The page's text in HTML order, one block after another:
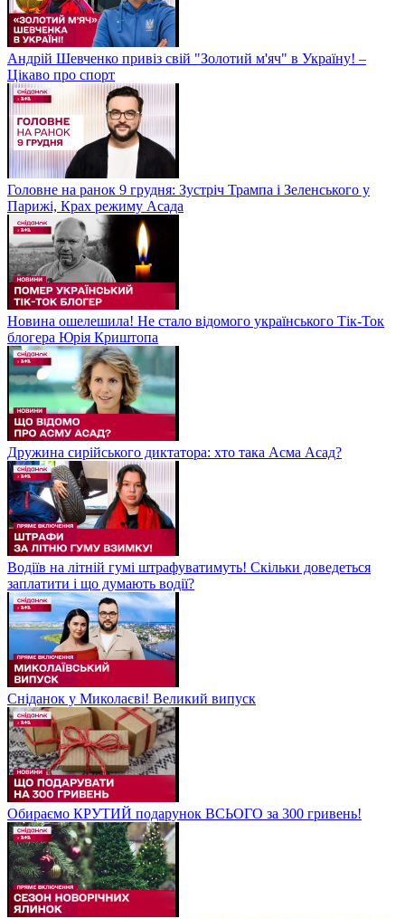
Андрій Шевченко привіз свій "Золотий м'яч" в Україну! –
Цікаво про спорт
Головне на ранок 9 грудня: Зустріч Трампа і Зеленського у
Парижі, Крах режиму Асада
Новина ошелешила! Не стало відомого українського Тік-Ток
блогера Юрія Криштопа
Дружина сирійського диктатора: хто така Асма Асад?
Водіїв на літній гумі штрафуватимуть! Скільки доведеться
заплатити і що думають водії?
Сніданок у Миколаєві! Великий випуск
Обираємо КРУТИЙ подарунок ВСЬОГО за 300 гривень!